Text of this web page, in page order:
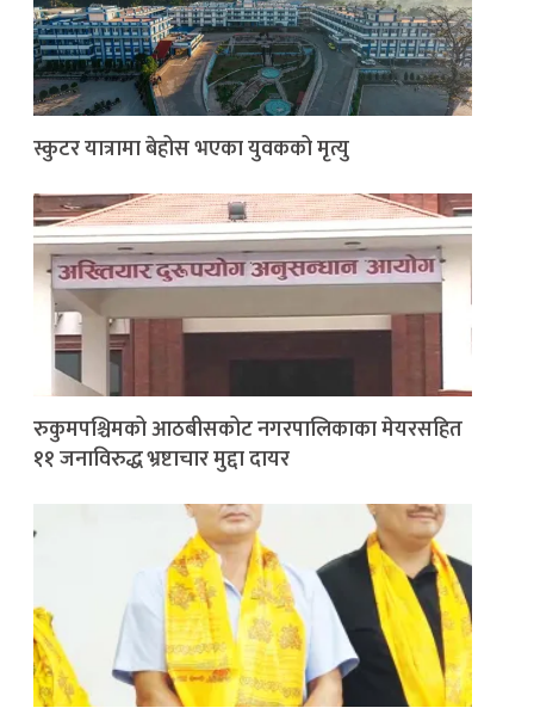
स्कुटर यात्रामा बेहोस भएका युवकको मृत्यु
रुकुमपश्चिमको आठबीसकोट नगरपालिकाका मेयरसहित
११ जनाविरुद्ध भ्रष्टाचार मुद्दा दायर